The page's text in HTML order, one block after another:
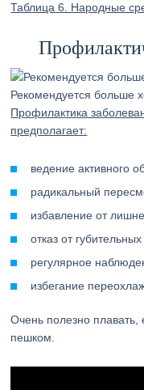
Таблица 6. Народные
Рекомендуется больше
Профилактика
предполагает:
ведение активного
радикальный
избавление от
отказ от
регулярное
избегание
Очень полезно плавать,
пешком.